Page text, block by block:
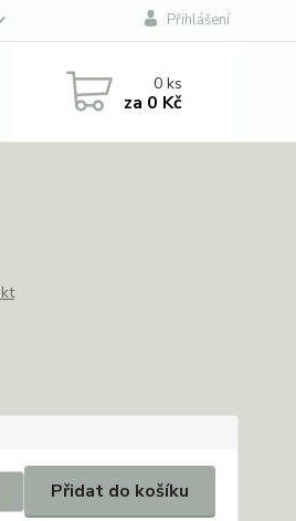
Přihlášení
0ks
za 0 Kč
Přidat do košíku